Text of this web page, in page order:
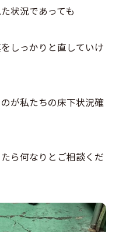
状況であっても
しっかりと直していけ
が私たちの床下状況確
ら何なりとご相談くだ